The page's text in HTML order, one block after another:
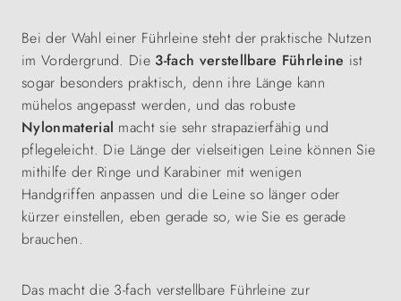
Bei der Wahl einer Führleine steht der praktische Nutzen
im Vordergrund. Die 3-fach verstellbare Führleine ist
sogar besonders praktisch, denn ihre Länge kann
mühelos angepasst werden, und das robuste
Nylonmaterial macht sie sehr strapazierfähig und
pflegeleicht. Die Länge der vielseitigen Leine können Sie
mithilfe der Ringe und Karabiner mit wenigen
Handgriffen anpassen und die Leine so länger oder
kürzer einstellen, eben gerade so, wie Sie es gerade
brauchen.
Das macht die 3-fach verstellbare Führleine zur